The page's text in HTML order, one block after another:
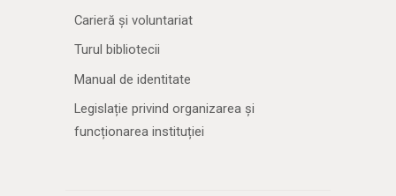
Carieră și voluntariat
Turul bibliotecii
Manual de identitate
Legislație privind organizarea și
funcționarea instituției